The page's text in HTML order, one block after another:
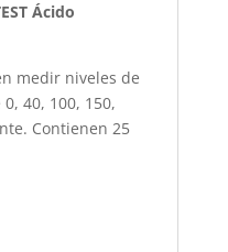
Ácido
medir niveles de
40, 100, 150,
Contienen 25